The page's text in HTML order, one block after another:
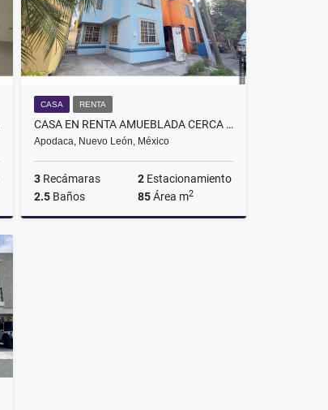
CASA RENTA
CASA EN RENTA AMUEBLADA CERCA DE PLAZA SENDERO APODACA
Apodaca, Nuevo León, México
3 Recámaras 2 Estacionamiento
2.5 Baños 85Área m2